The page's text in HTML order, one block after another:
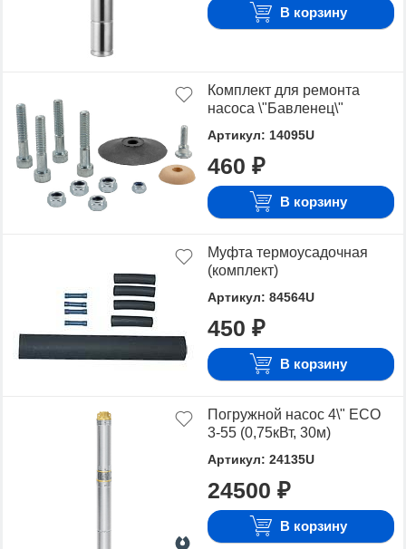
В корзину
Комплект для ремонта
насоса \"Бавленец\"
Артикул: 14095U
460 ₽
В корзину
Муфта термоусадочная
(комплект)
Артикул: 84564U
450 ₽
В корзину
Погружной насос 4\" ECO
3-55 (0,75кВт, 30м)
Артикул: 24135U
24500 ₽
В корзину